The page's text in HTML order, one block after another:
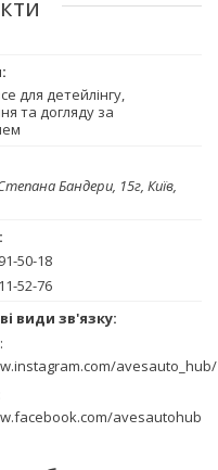
для детейлінгу,
та догляду за
Бандери, 15г, Київ,
50-18
52-76
avesauto_hub/
avesautohub